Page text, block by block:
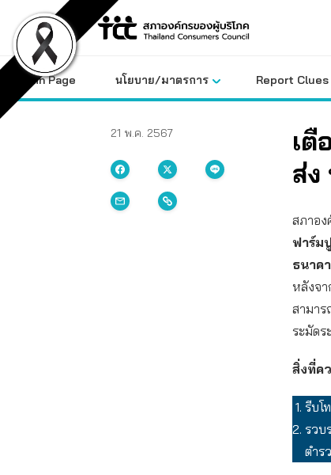
content
Main Page นโยบาย/มาตรการ Report
21 พ.ค. 2567
เตื
ส่ง
สภาอง
ฟาร์ม
ธนาค
หลังจา
สามาร
ระมัดร
สิ่งที่ค
รีบโ
รวบ
ตำร